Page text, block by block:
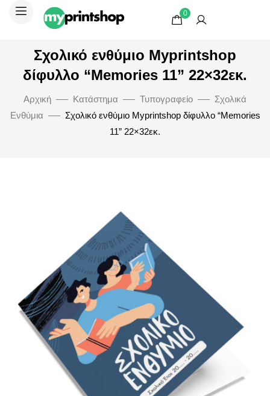
0
Σχολικό ενθύμιο Myprintshop
δίφυλλο “Memories 11” 22×32εκ.
Αρχική Κατάστημα Τυπογραφείο
Σχολικά
Ενθύμια
Σχολικό ενθύμιο Myprintshop δίφυλλο “Memories
11” 22×32εκ.